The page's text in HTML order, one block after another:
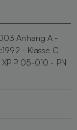
Anhang A -
- Klasse C
P 05-010 - PN